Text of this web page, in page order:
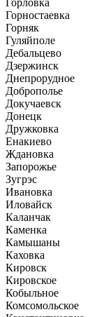
Горловка
Горностаевка
Горняк
Гуляйполе
Дебальцево
Дзержинск
Днепрорудное
Доброполье
Докучаевск
Донецк
Дружковка
Енакиево
Ждановка
Запорожье
Зугрэс
Ивановка
Иловайск
Каланчак
Каменка
Камышаны
Каховка
Кировск
Кировское
Кобыльное
Комсомольское